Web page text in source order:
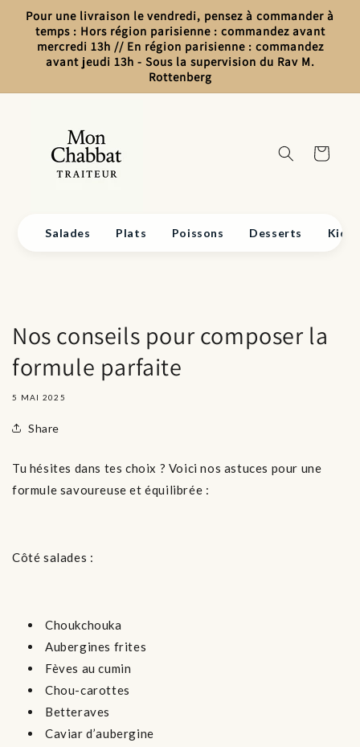
Passer
Au
Contenu
Pour une livraison le vendredi, pensez à commander à
temps : Hors région parisienne : commandez avant
mercredi 13h // En région parisienne : commandez
avant jeudi 13h - Sous la supervision du Rav M.
Rottenberg
Panier
Salades Plats Poissons Desserts
Nos conseils pour composer la
formule parfaite
5 MAI 2025
Share
Tu hésites dans tes choix ? Voici nos astuces pour une
formule savoureuse et équilibrée :
Côté salades :
Choukchouka
Aubergines frites
Fèves au cumin
Chou-carottes
Betteraves
Caviar d’aubergine